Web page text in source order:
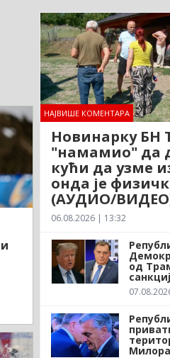
НАЈВИШЕ КОМЕНТАРА
Новинарку БН
"намамио" да
кући да узме
онда је
(АУДИО/
06.08.2026 | 13:32
од